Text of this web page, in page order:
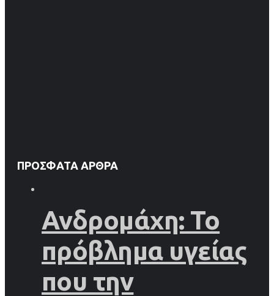
ΠΡΌΣΦΑΤΑ ΆΡΘΡΑ
Ανδρομάχη: Το
πρόβλημα υγείας
που την